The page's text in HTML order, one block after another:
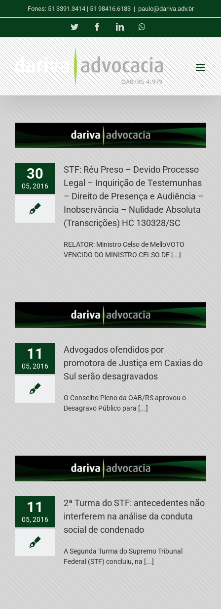
Fones: 51 3391.3414 | 51 98416.6183 | paulo@dariva.adv.br
Twitter FacebookLinkedIn
30
05, 2016
STF: Réu Preso – Devido Processo
Legal – Inquirição de Testemunhas
– Direito de Presença e Audiência –
Inobservância – Nulidade Absoluta
(Transcrições) HC 130328/SC
RELATOR: Ministro Celso de MelloVOTO
VENCIDO DO MINISTRO CELSO DE [...]
11
05, 2016
Advogados ofendidos por
promotora de Justiça em Caxias do
Sul serão desagravados
O Conselho Pleno da OAB/RS aprovou o
Desagravo Público para [...]
11
05, 2016
2ª Turma do STF: antecedentes não
interferem na análise da conduta
social de condenado
A Segunda Turma do Supremo Tribunal
Federal (STF) concluiu, na [...]